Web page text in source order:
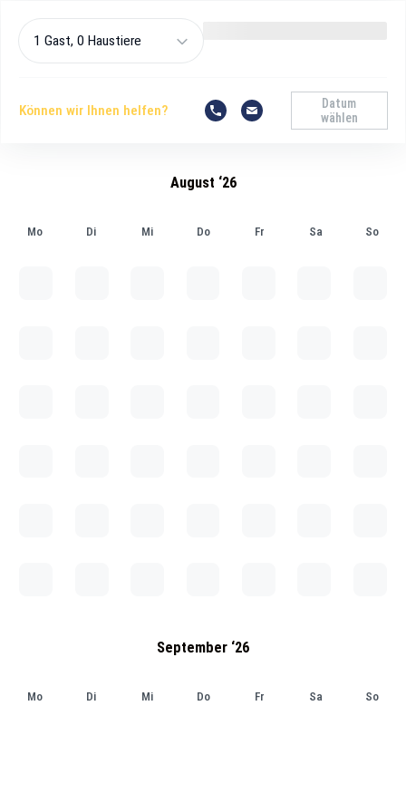
1 Gast, 0 Haustiere
Können wir Ihnen helfen?
Datum
wählen
August ‘26
Mo Di Mi Do Fr Sa So
September ‘26
Mo Di Mi Do Fr Sa So